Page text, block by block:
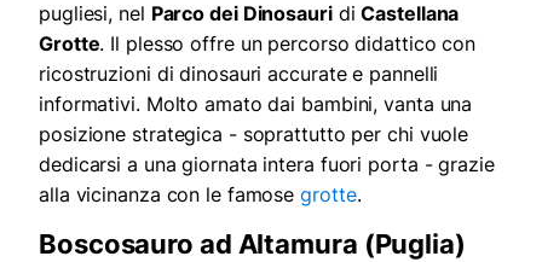
pugliesi, nel Parco dei DinosauridiCastellana
Grotte. Il plesso offre un percorso didattico con
ricostruzioni di dinosauri accurate e pannelli
informativi. Molto amato dai bambini, vanta una
posizione strategica - soprattutto per chi vuole
dedicarsi a una giornata intera fuori porta - grazie
alla vicinanza con le famosegrotte.
Boscosauro ad Altamura (Puglia)